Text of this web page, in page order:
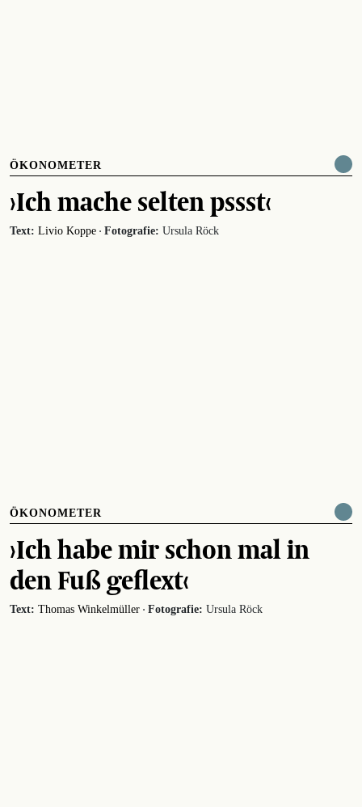
ÖKONOMETER
›Ich mache selten pssst‹
Text: Livio Koppe · Fotografie: Ursula Röck
ÖKONOMETER
›Ich habe mir schon mal in
den Fuß geflext‹
Text: Thomas Winkelmüller · Fotografie: Ursula Röck